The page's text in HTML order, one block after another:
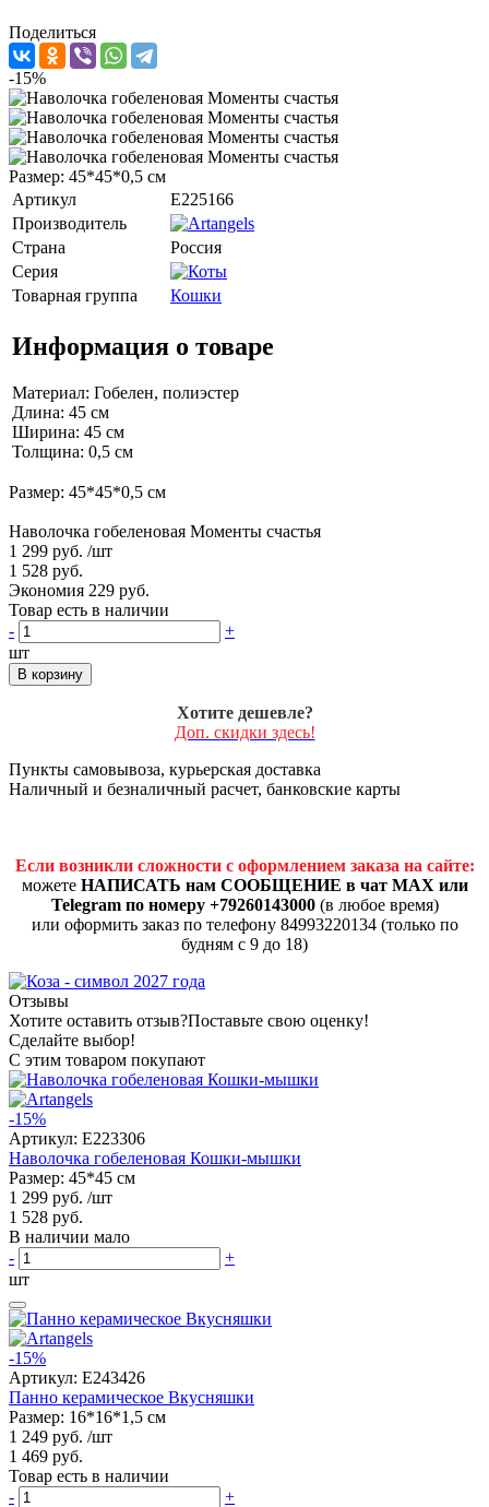
Поделиться
-15%
Размер: 45*45*0,5 см
Артикул
E225166
Производитель
Страна
Россия
Серия
Товарная группа
Кошки
Информация о товаре
Материал: Гобелен, полиэстер
Длина: 45 см
Ширина: 45 см
Толщина: 0,5 см
Размер: 45*45*0,5 см
Наволочка гобеленовая Моменты счастья
1 299 руб. /шт
1 528 руб.
Экономия 229 руб.
Товар есть в наличии
-
+
шт
В корзину
Хотите дешевле?
Доп. скидки здесь!
Пункты самовывоза, курьерская доставка
Наличный и безналичный расчет, банковские карты
Если возникли сложности с оформлением заказа на сайте:
можете НАПИСАТЬ нам СООБЩЕНИЕ в чат MAX или
Telegram по номеру +79260143000(в любое время)
или оформить заказ по телефону 84993220134 (только по
будням с 9 до 18)
Отзывы
Хотите оставить отзыв?Поставьте свою оценку!
Сделайте выбор!
С этим товаром покупают
-15%
Артикул: E223306
Наволочка гобеленовая Кошки-мышки
Размер: 45*45 см
1 299 руб. /шт
1 528 руб.
В наличии мало
-
+
шт
-15%
Артикул: E243426
Панно керамическое Вкусняшки
Размер: 16*16*1,5 см
1 249 руб. /шт
1 469 руб.
Товар есть в наличии
-
+